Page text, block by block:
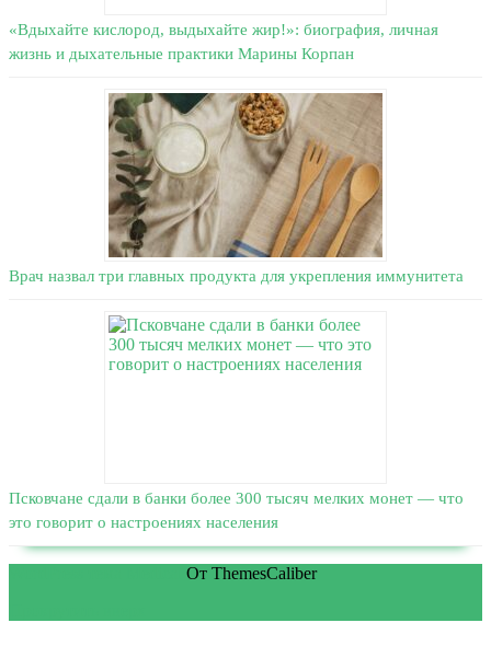
«Вдыхайте кислород, выдыхайте жир!»: биография, личная
жизнь и дыхательные практики Марины Корпан
Врач назвал три главных продукта для укрепления иммунитета
Псковчане сдали в банки более 300 тысяч мелких монет — что
это говорит о настроениях населения
От ThemesCaliber